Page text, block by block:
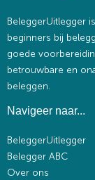
BeleggerUitlegger
beginners bij
goede
betrouwbare en
beleggen.
Navigeer naar...
BeleggerUitlegger
Belegger ABC
Over ons